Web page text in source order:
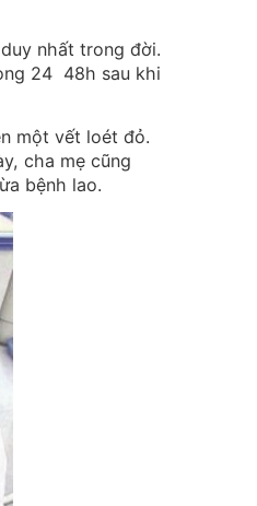
nhất trong đời.
24 48h sau khi
một vết loét đỏ.
cha mẹ cũng
bệnh lao.